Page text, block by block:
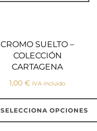
CROMO SUELTO –
COLECCIÓN
CARTAGENA
1,00€ IVA incluido
SELECCIONA OPCIONES